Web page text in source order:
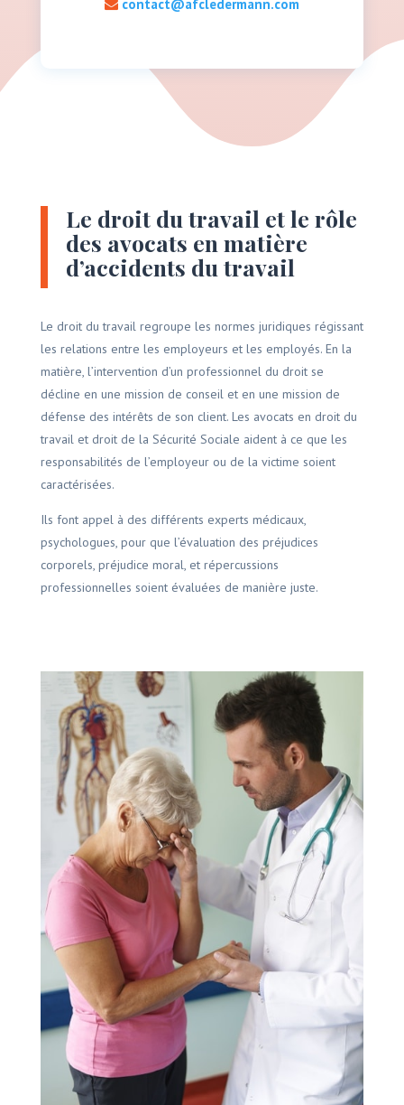
contact@afcledermann.com
Le droit du travail et le rôle
des avocats en matière
d’accidents du travail
Le droit du travail regroupe les normes juridiques régissant
les relations entre les employeurs et les employés. En la
matière, l’intervention d’un professionnel du droit se
décline en une mission de conseil et en une mission de
défense des intérêts de son client. Les avocats en droit du
travail et droit de la Sécurité Sociale aident à ce que les
responsabilités de l’employeur ou de la victime soient
caractérisées.
Ils font appel à des différents experts médicaux,
psychologues, pour que l’évaluation des préjudices
corporels, préjudice moral, et répercussions
professionnelles soient évaluées de manière juste.